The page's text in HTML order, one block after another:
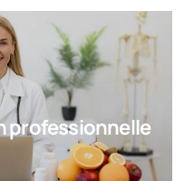
professionnelle